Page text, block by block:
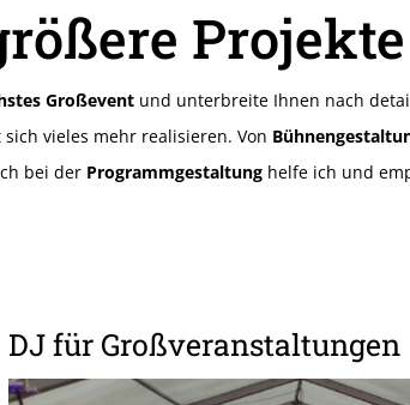
Projekte
Großevent und unterbreite Ihnen nach
vieles mehr realisieren. Von
bei der Programmgestaltung helfe ich und
DJ für Großveranstaltungen